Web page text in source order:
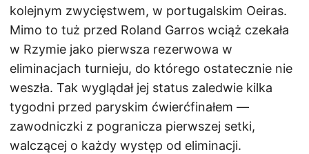
kolejnym zwycięstwem, w portugalskim Oeiras.
Mimo to tuż przed Roland Garros wciąż czekała
w Rzymie jako pierwsza rezerwowa w
eliminacjach turnieju, do którego ostatecznie nie
weszła. Tak wyglądał jej status zaledwie kilka
tygodni przed paryskim ćwierćfinałem —
zawodniczki z pogranicza pierwszej setki,
walczącej o każdy występ od eliminacji.